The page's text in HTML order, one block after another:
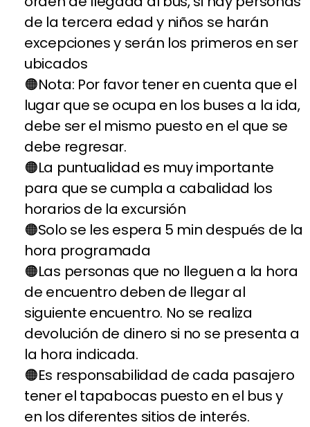
de la tercera edad y niños se harán
excepciones y serán los primeros en ser
ubicados
Nota: Por favor tener en cuenta que el
lugar que se ocupa en los buses a la ida,
debe ser el mismo puesto en el que se
debe regresar.
La puntualidad es muy importante
para que se cumpla a cabalidad los
horarios de la excursión
Solo se les espera 5 min después de la
hora programada
Las personas que no lleguen a la hora
de encuentro deben de llegar al
siguiente encuentro. No se realiza
devolución de dinero si no se presenta a
la hora indicada.
Es responsabilidad de cada pasajero
tener el tapabocas puesto en el bus y
en los diferentes sitios de interés.